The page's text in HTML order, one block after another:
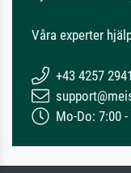
Våra experter
+43 4257
Mo-Do: 7:00